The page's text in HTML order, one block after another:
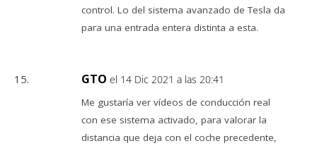
control. Lo del sistema avanzado de Tesla da
para una entrada entera distinta a esta.
GTO el 14 Dic 2021 a las 20:41
Me gustaría ver vídeos de conducción real
con ese sistema activado, para valorar la
distancia que deja con el coche precedente,